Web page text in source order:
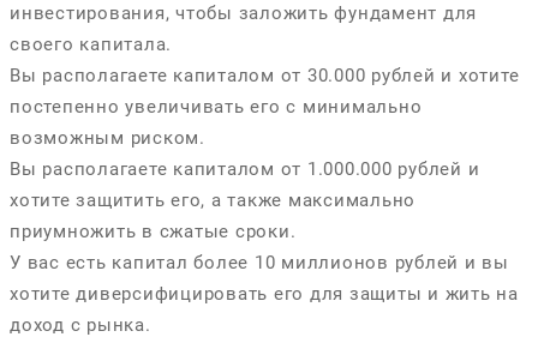
инвестирования, чтобы заложить фундамент для
своего капитала.
Вы располагаете капиталом от 30.000 рублей и хотите
постепенно увеличивать его с минимально
возможным риском.
Вы располагаете капиталом от 1.000.000 рублей и
хотите защитить его, а также максимально
приумножить в сжатые сроки.
У вас есть капитал более 10 миллионов рублей и вы
хотите диверсифицировать его для защиты и жить на
доход с рынка.